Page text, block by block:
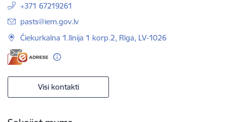
+371 67219261
E-pasts:
pasts@iem.gov.lv
Čiekurkalna 1.līnija 1 korp.2, Rīga, LV-1026
Visi kontakti